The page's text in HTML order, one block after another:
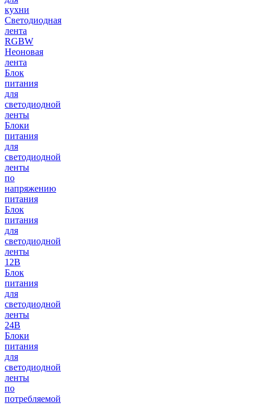
кухни
Светодиодная
лента
RGBW
Неоновая
лента
Блок
питания
для
светодиодной
ленты
Блоки
питания
для
светодиодной
ленты
по
напряжению
питания
Блок
питания
для
светодиодной
ленты
12В
Блок
питания
для
светодиодной
ленты
24В
Блоки
питания
для
светодиодной
ленты
по
потребляемой